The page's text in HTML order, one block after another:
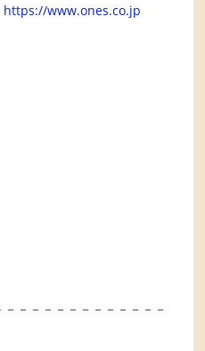
https://www.ones.co.jp
－－－－－－－－－－－－